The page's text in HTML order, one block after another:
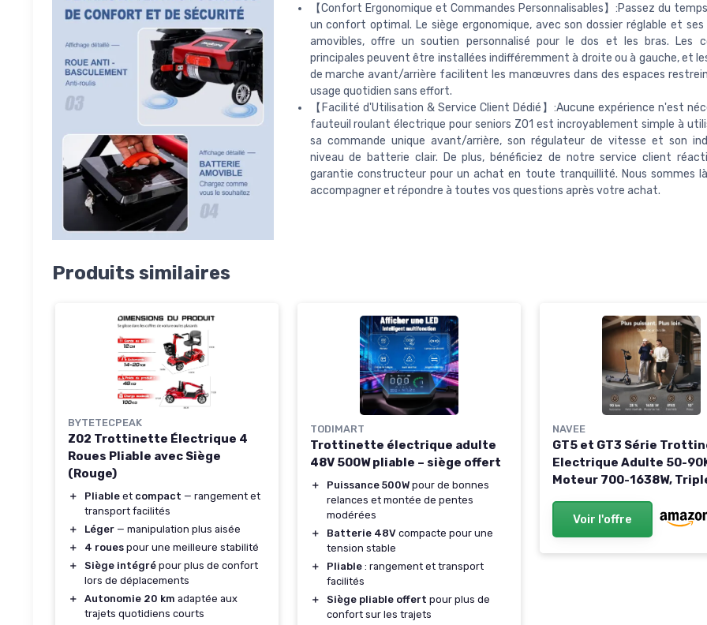
【Confort Ergonomique et Commandes Personnalisables】:Passez du
un confort optimal. Le siège ergonomique, avec son dossier réglable et ses
amovibles, offre un soutien personnalisé pour le dos et les bras. Les
principales peuvent être installées indifféremment à droite ou à gauche, et
de marche avant/arrière facilitent les manœuvres dans des espaces
usage quotidien sans effort.
【Facilité d'Utilisation & Service Client Dédié】:Aucune expérience n'est
fauteuil roulant électrique pour seniors Z01 est incroyablement simple à
sa commande unique avant/arrière, son régulateur de vitesse et son
niveau de batterie clair. De plus, bénéficiez de notre service client
garantie constructeur pour un achat en toute tranquillité. Nous sommes
accompagner et répondre à toutes vos questions après votre achat.
Produits similaires
BYTETECPEAK
Z02 Trottinette Électrique 4
Roues Pliable avec Siège
(Rouge)
＋ Pliable et compact — rangement et
transport facilités
＋
Léger — manipulation plus aisée
＋
4 roues pour une meilleure stabilité
＋
Siège intégré pour plus de confort
lors de déplacements
＋
Autonomie 20 km adaptée aux
trajets quotidiens courts
TODIMART
Trottinette électrique adulte
48V 500W pliable – siège offert
＋ Puissance 500W pour de bonnes
relances et montée de pentes
modérées
＋
Batterie 48V compacte pour une
tension stable
＋
Pliable : rangement et transport
facilités
＋
Siège pliable offert pour plus de
confort sur les trajets
NAVEE
GT5 et GT3 Série
Electrique Adulte 50-
Moteur 700-1638W,
Intégré, Connectivité
Bluetooth, Pneus 10"
Voir l'offre